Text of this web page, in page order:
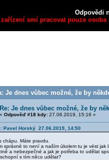
Odpovědi
zařízení smí pracovat pouze
Je dnes vůbec možné, že by
Re: Je dnes vůbec možné, že by
« Odpověď #18 kdy:27.06.2019, 15:16 »
Pavel Horský 27.06.2019, 14:50
chápu. Máte pravdu.
správné to není a naším úkolem tu je vést
a nebezpečné a jak je potřeba to udělat
s tím něco udělat?